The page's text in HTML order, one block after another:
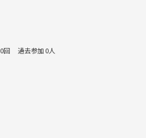
0回 過去参加 0人